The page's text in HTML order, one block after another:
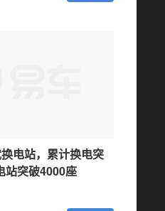
电站，累计换电突
站突破4000座